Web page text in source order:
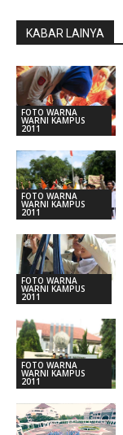
KABAR LAINYA
FOTO WARNA
WARNI KAMPUS
2011
FOTO WARNA
WARNI KAMPUS
2011
FOTO WARNA
WARNI KAMPUS
2011
FOTO WARNA
WARNI KAMPUS
2011